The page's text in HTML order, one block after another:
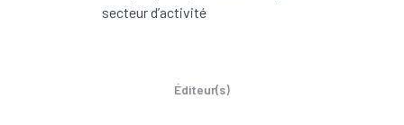
secteur d’activité
Éditeur(s)